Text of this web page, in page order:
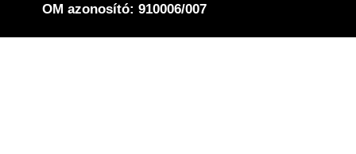
OM azonosító: 910006/007